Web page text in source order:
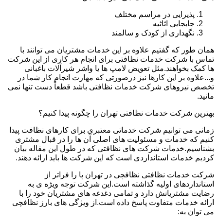
پذیرایی در مراسم مختلف
جابجایی اثاثیه
نگهداری از کودک و سالمند
همان طور که گفتیم علاوه بر این خدمات مشتریان می توانند با
تماس با شرکت خدمات نظافتی برای انجام هر کاری از این شرکت
ها کمک بخواهند.مثل تعویض لامپ ها یا واشر شیرآلات باغبانی
و...علاوه بر این کارها نیز درصورتی که مهارت انجام کار شما در
تخصص نیروهای شرکت خدمات نظافتی باشد قطعاً دست تنها نمی
مانید.
بهترین شرکت خدمات نظافتی تهران را چگونه پیدا کنیم؟
زمانی می توانیم شرکت خدماتی معتبری برای کارهای نظافت پیدا
کنیم که خدمات و مسئولیت های اصلی آن ها را در قبال مشتری
بشناسیم.خدمات شرکت های نظافتی که در طول این مقاله بیان
کردیم خدمات استانداردی است که این شرکت ها باید ارائه دهند.
شرکت خدمات نظافتی نظافچی در تهران پا را فراتر از
استانداردهای اولیه گذاشته است.این شرکت توجه ویژه ی به
رضایت مشتریانش دارد و تمامی دغدغه های مشتریان خود را با
ارائه خدمات متفاوت پاسخ داده است.از ویژگی های بارز نظافچی
می توان به: